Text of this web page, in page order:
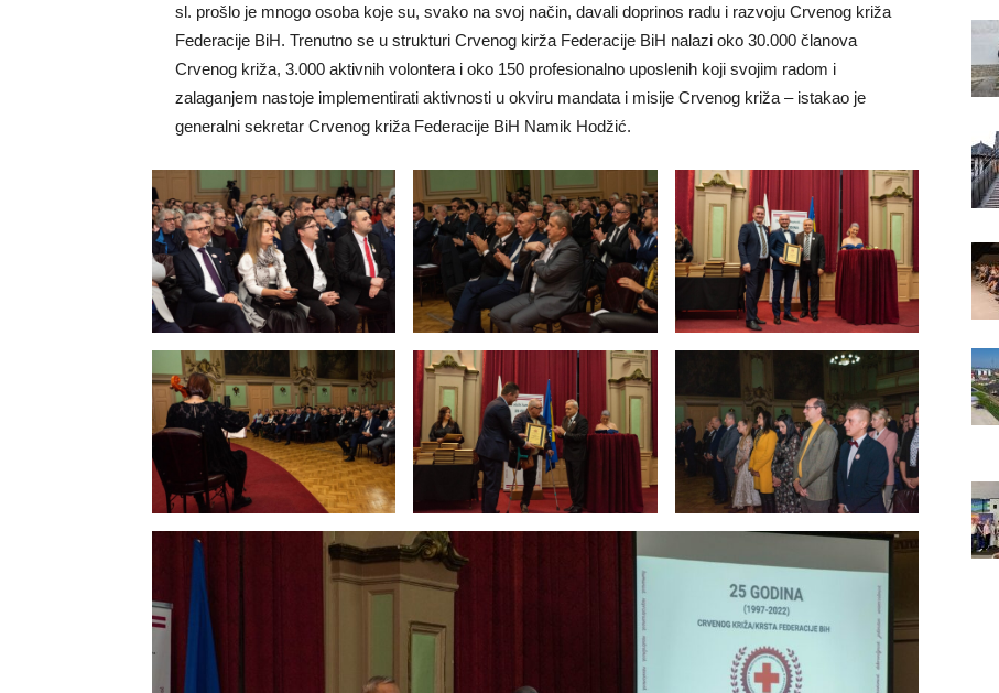
sl. prošlo je mnogo osoba koje su, svako na svoj način, davali doprinos radu i razvoju Crvenog križa
Federacije BiH. Trenutno se u strukturi Crvenog kirža Federacije BiH nalazi oko 30.000 članova
Crvenog križa, 3.000 aktivnih volontera i oko 150 profesionalno uposlenih koji svojim radom i
zalaganjem nastoje implementirati aktivnosti u okviru mandata i misije Crvenog križa – istakao je
generalni sekretar Crvenog križa Federacije BiH Namik Hodžić.